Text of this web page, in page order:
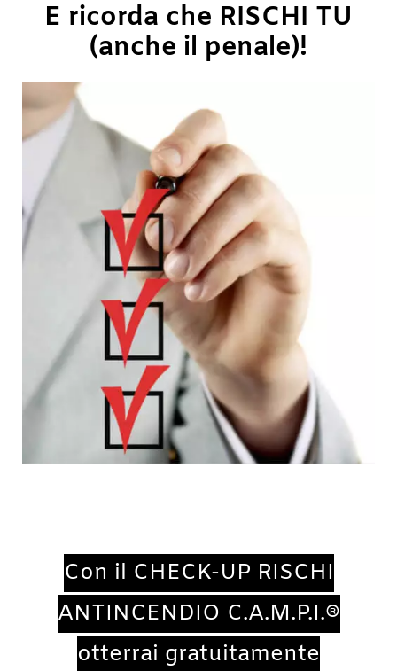
E ricorda che RISCHI TU
(anche il penale)!
Con il CHECK-UP RISCHI
ANTINCENDIO C.A.M.P.I.®
otterrai gratuitamente​